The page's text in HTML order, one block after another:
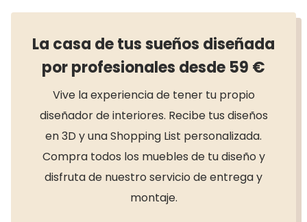
La casa de tus sueños diseñada
por profesionales desde 59 €
Vive la experiencia de tener tu propio
diseñador de interiores. Recibe tus diseños
en 3D y una Shopping List personalizada.
Compra todos los muebles de tu diseño y
disfruta de nuestro servicio de entrega y
montaje.